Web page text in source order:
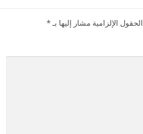
الحقول الإلزامية مشار إليها بـ*